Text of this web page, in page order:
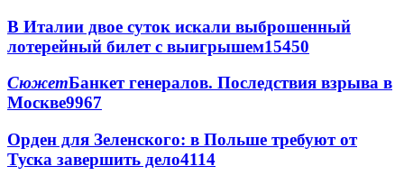
В Италии двое суток искали выброшенный
лотерейный билет с выигрышем15450
СюжетБанкет генералов. Последствия взрыва в
Москве9967
Орден для Зеленского: в Польше требуют от
Туска завершить дело4114